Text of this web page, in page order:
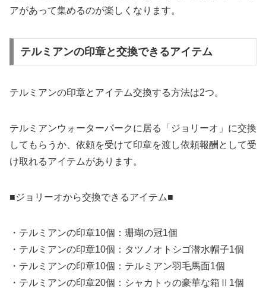
アがあって集めるのが楽しくなります。
テルミアンの印章と交換できるアイテム
テルミアンの印章とアイテム交換する方法は2つ。
テルミアンウォーターパークに居る「ジョリーオ」に交換
してもらうか、依頼を受けて印章を渡し依頼報酬として受
け取れるアイテムがあります。
■ジョリーオから交換できるアイテム■
・テルミアンの印章10個：珊瑚の冠1個
・テルミアンの印章10個：タツノオトシゴ潜水帽子1個
・テルミアンの印章10個：テルミアン羽毛馬面1個
・テルミアンの印章20個：シャカトゥの豪華な箱Ⅱ1個